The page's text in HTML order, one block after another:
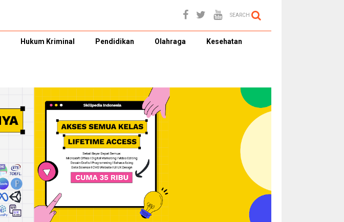
SEARCH
Hukum Kriminal Pendidikan Olahraga Kesehatan